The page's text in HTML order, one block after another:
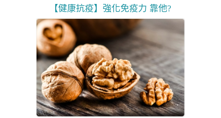
【健康抗疫】強化免疫力 靠他?